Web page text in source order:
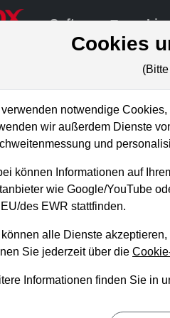
Software
Nr. 6: Was
Zulieferer?
GmbH
Cookies
notwendige
wir außerdem Dienste
und
können Informationen auf
wie Google/YouTube
des EWR stattfinden.
alle Dienste
Sie jederzeit über die
Informationen finden Sie in